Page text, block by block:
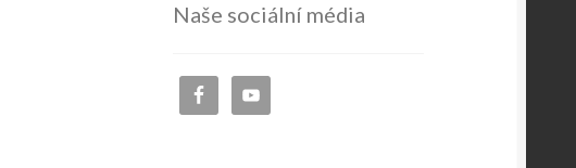
Naše sociální média